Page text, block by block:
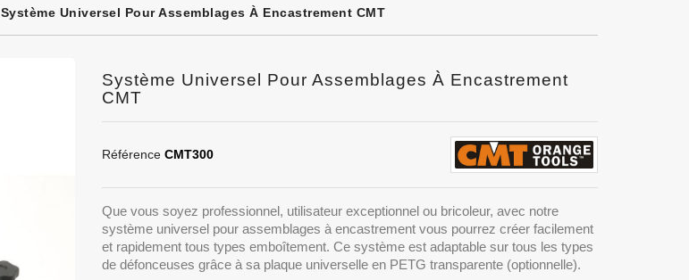
Système Universel Pour Assemblages À Encastrement CMT
Système Universel Pour Assemblages À Encastrement
CMT
Référence CMT300
Que vous soyez professionnel, utilisateur exceptionnel ou bricoleur, avec notre
système universel pour assemblages à encastrement vous pourrez créer facilement
et rapidement tous types emboîtement. Ce système est adaptable sur tous les types
de défonceuses grâce à sa plaque universelle en PETG transparente (optionnelle).